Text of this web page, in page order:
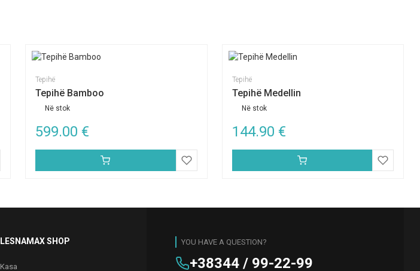
Tepihë
Tepihë Bamboo
Në stok
599.00 €
Tepihë
Tepihë Medellin
Në stok
144.90 €
LESNAMAX SHOP
Kasa
YOU HAVE A QUESTION?
+38344 / 99-22-99